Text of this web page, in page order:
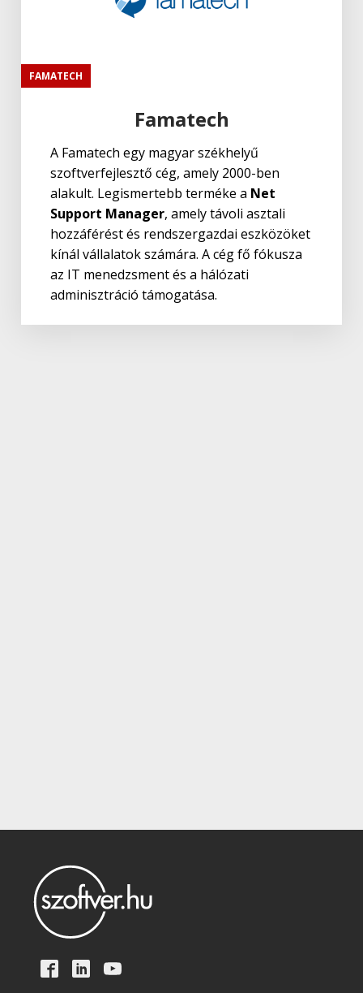
FAMATECH
Famatech
A Famatech egy magyar székhelyű
szoftverfejlesztő cég, amely 2000-ben
alakult. Legismertebb terméke a Net
Support Manager, amely távoli asztali
hozzáférést és rendszergazdai eszközöket
kínál vállalatok számára. A cég fő fókusza
az IT menedzsment és a hálózati
adminisztráció támogatása.